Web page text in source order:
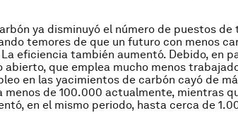
ya disminuyó el número de puestos de
temores de que un futuro con menos
eficiencia también aumentó. Debido, en
abierto, que emplea mucho menos
en las yacimientos de carbón cayó de
menos de 100.000 actualmente, mientras
en el mismo periodo, hasta cerca de